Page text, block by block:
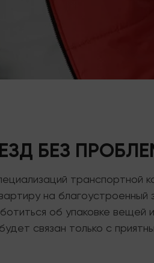
БЕЗ
транспортной
на
об упаковке вещей
связан только с